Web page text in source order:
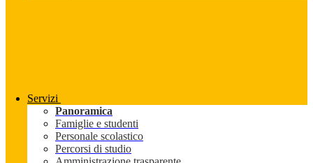
Servizi
Panoramica
Famiglie e studenti
Personale scolastico
Percorsi di studio